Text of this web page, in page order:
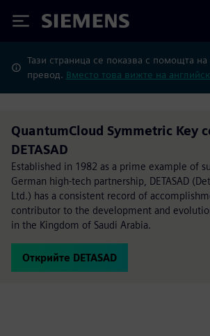
Siemens
Тази страница се показва с помощта на
превод. Вместо това вижте на
QuantumCloud Symmetric Key
DETASAD
Established in 1982 as a prime example of
German high-tech partnership, DETASAD
Ltd.) has a consistent record of
contributor to the development and
in the Kingdom of Saudi Arabia.
Открийте DETASAD